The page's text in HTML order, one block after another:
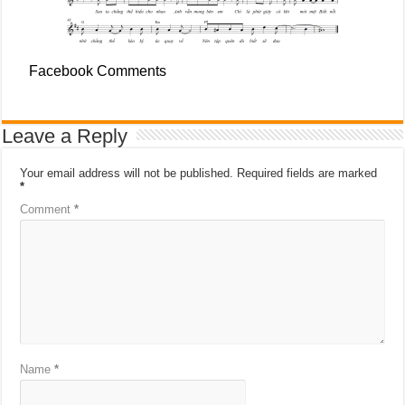
Facebook Comments
Leave a Reply
Your email address will not be published.
Required fields are marked
*
Comment*
Name*